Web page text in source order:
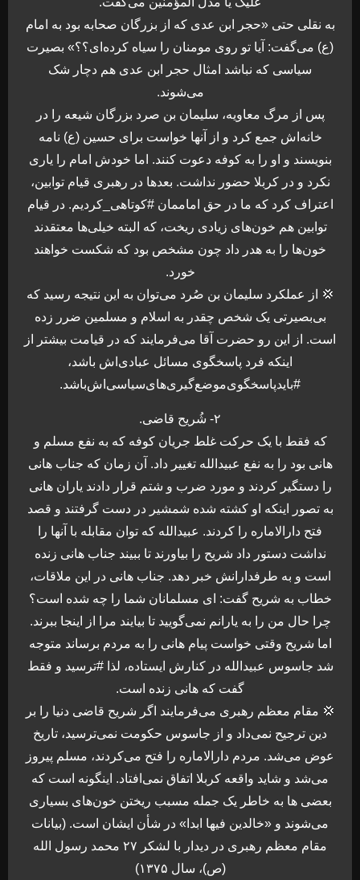
به نقلی حتی «حجر ابن عدی که از بزرگان صحابه بود به امام
(ع) می‌گفت: آیا تو روی مومنان را سیاه کرده‌ای؟؟» بصیرت
سیاسی که نباشد امثال حجر ابن عدی هم دچار شک
می‌شوند.
پس از مرگ معاویه، سلیمان بن صرد بزرگان شیعه را در
خانه‌اش جمع کرد و از آنها خواست برای حسین (ع) نامه
بنویسند و او را به کوفه دعوت کنند. اما خودش امام را یاری
نکرد و در کربلا حضور نداشت. بعدها در رهبری قیام توابین،
اعتراف کرد که ما در حق اماممان #کوتاهی_کردیم. در قیام
توابین هم خون‌های زیادی ریخت، که البته خیلی‌ها معتقدند
خون‌ها را به هدر داد چون مشخص بود که شکست خواهند
خورد.
💢 از عملکرد سلیمان بن صُرد می‌توان به این نتیجه رسید که
بی‌بصیرتی یک شخص چقدر به اسلام و مسلمین ضرر زده
است. از این رو حضرت آقا می‌فرمایند که در قیامت بیشتر از
اینکه فرد پاسخگوی مسائل عبادی‌اش باشد،
#بایدپاسخگوی‌موضع‌گیری‌های‌سیاسی‌اش‌باشد.
۲- شُریح قاضی.
که فقط با یک حرکت غلط جریان کوفه که به نفع مسلم و
هانی بود را به نفع عبیدالله تغییر داد. آن زمان که جناب هانی
را دستگیر کردند و مورد ضرب و شتم قرار دادند یاران هانی
به تصور اینکه او کشته شده شمشیر در دست گرفتند و قصد
فتح دارالاماره را کردند. عبیدالله که توان مقابله با آنها را
نداشت دستور داد شریح را بیاورند تا ببیند جناب هانی زنده
است و به طرفدارانش خبر دهد. جناب هانی در این ملاقات،
خطاب به شریح گفت: ای مسلمانان شما را چه شده است؟
چرا حال من را به یارانم نمی‌گویید تا بیایند مرا از اینجا ببرند.
اما شریح وقتی خواست پیام هانی را به مردم برساند متوجه
شد جاسوس عبیدالله در کنارش ایستاده، لذا #ترسید و فقط
گفت که هانی زنده است.
💢 مقام معظم رهبری می‌فرمایند اگر شریح قاضی دنیا را بر
دین ترجیح نمی‌داد و از جاسوس حکومت نمی‌ترسید، تاریخ
عوض می‌شد. مردم دارالاماره را فتح می‌کردند، مسلم پیروز
می‌شد و شاید واقعه کربلا اتفاق نمی‌افتاد. اینگونه است که
بعضی ها به خاطر یک جمله مسبب ریختن خون‌های بسیاری
می‌شوند و «خالدین فیها ابدا» در شأن ایشان است. (بیانات
مقام معظم رهبری در دیدار با لشکر ۲۷ محمد رسول الله
(ص)، سال ۱۳۷۵)